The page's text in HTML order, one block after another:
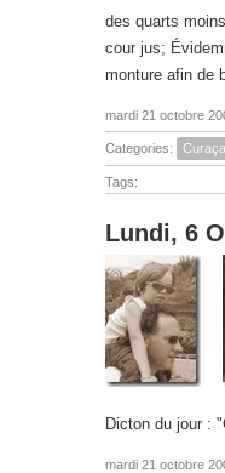
des quarts
cour jus;
monture afin de
mardi 21 octobre
Categories:
Tags:
Lundi, 6
Dicton du jour :
mardi 21 octobre